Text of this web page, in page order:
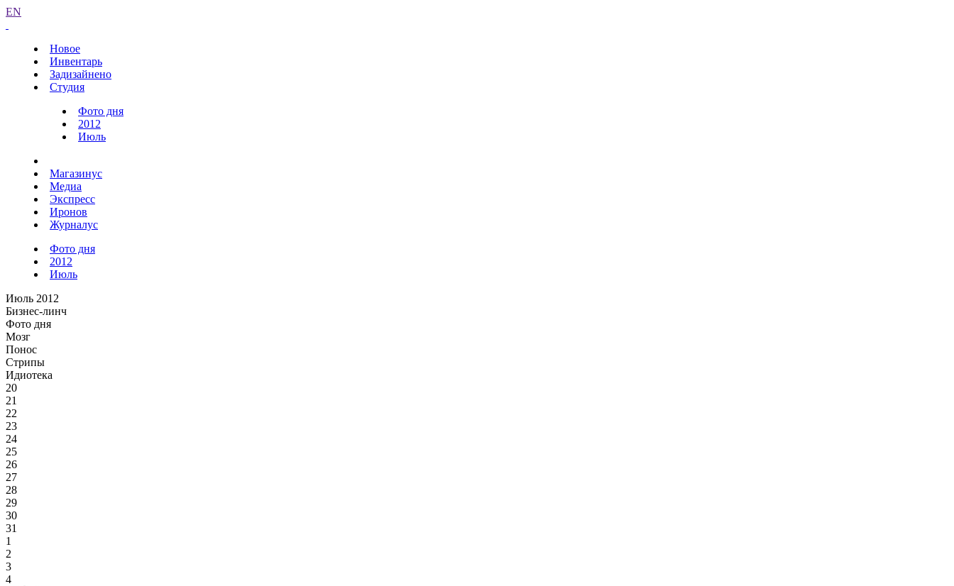
EN
Новое
Инвентарь
Задизайнено
Студия
Фото дня
2012
Июль
Магазинус
Медиа
Экспресс
Иронов
Журналус
Фото дня
2012
Июль
Июль 2012
Бизнес-линч
Фото дня
Мозг
Понос
Стрипы
Идиотека
20
21
22
23
24
25
26
27
28
29
30
31
1
2
3
4